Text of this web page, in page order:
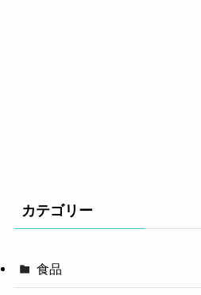
カテゴリー
食品